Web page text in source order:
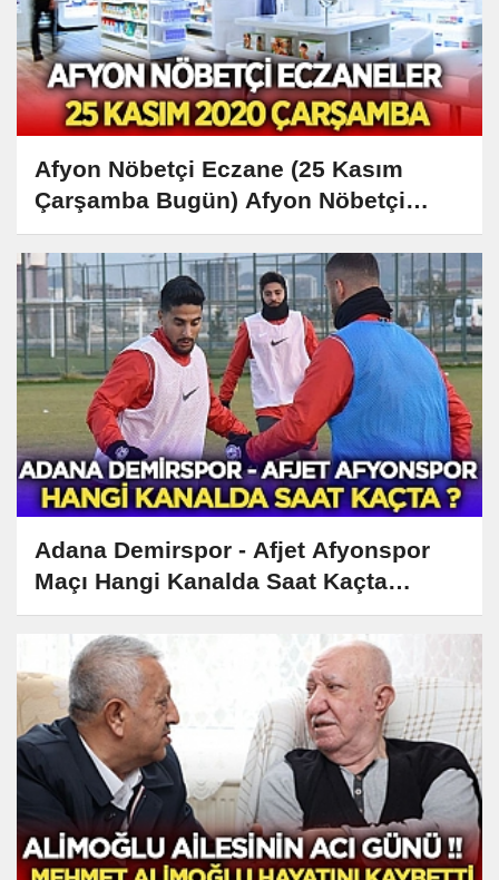
Afyon Nöbetçi Eczane (25 Kasım
Çarşamba Bugün) Afyon Nöbetçi
Eczaneler Listesi
Adana Demirspor - Afjet Afyonspor
Maçı Hangi Kanalda Saat Kaçta
Yayınlanacak?